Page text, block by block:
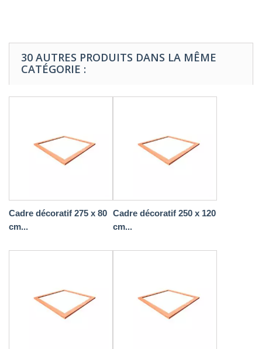
30 AUTRES PRODUITS DANS LA MÊME
CATÉGORIE :
Cadre décoratif 275 x 80
cm...
Cadre décoratif 250 x 120
cm...